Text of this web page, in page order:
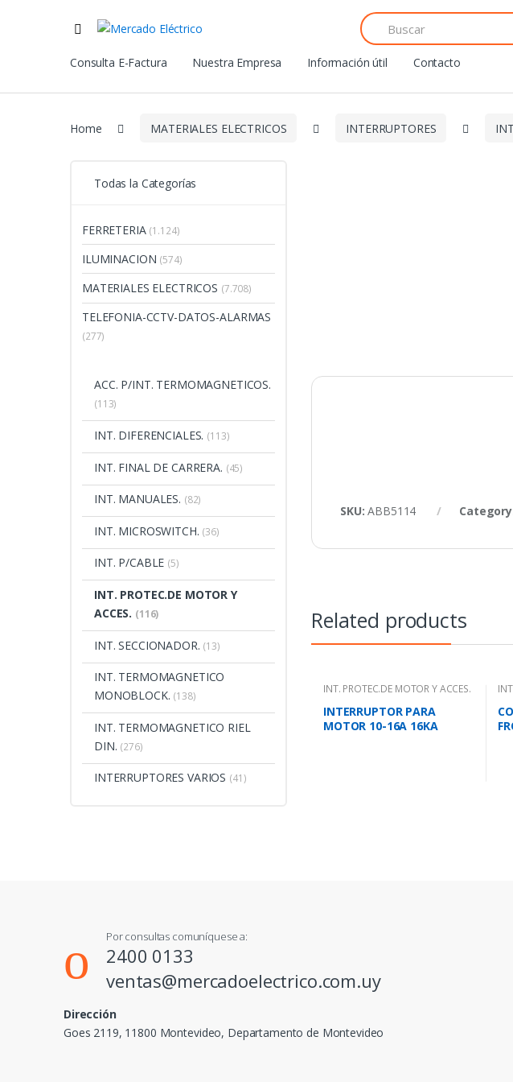
Search
for:
Consulta E-Factura
Nuestra Empresa Información útil Contacto
Home MATERIALES ELECTRICOS INTERRUPTORES
SKU:ABB5114
Related products
INT. PROTEC.DE MOTOR Y ACCES.
INTERRUPTOR PARA
MOTOR 10-16A 16KA
Todas la Categorías
FERRETERIA (1.124)
ILUMINACION (574)
MATERIALES ELECTRICOS (7.708)
TELEFONIA-CCTV-DATOS-ALARMAS
(277)
ACC. P/INT. TERMOMAGNETICOS.
(113)
INT. DIFERENCIALES. (113)
INT. FINAL DE CARRERA. (45)
INT. MANUALES. (82)
INT. MICROSWITCH. (36)
INT. P/CABLE (5)
INT. PROTEC.DE MOTOR Y
ACCES. (116)
INT. SECCIONADOR. (13)
INT. TERMOMAGNETICO
MONOBLOCK. (138)
INT. TERMOMAGNETICO RIEL
DIN. (276)
INTERRUPTORES VARIOS (41)
Por consultas comuníquese a:
2400 0133
ventas@mercadoelectrico.com.uy
Dirección
Goes 2119, 11800 Montevideo, Departamento de Montevideo